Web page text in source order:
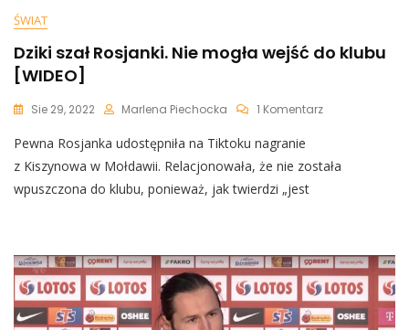
ŚWIAT
Dziki szał Rosjanki. Nie mogła wejść do klubu
[WIDEO]
Sie 29, 2022 Marlena Piechocka 1 KomentarzDo
Rosjanki.
[WIDEO]
Pewna Rosjanka udostępniła na Tiktoku nagranie
z Kiszynowa w Mołdawii. Relacjonowała, że nie została
wpuszczona do klubu, ponieważ, jak twierdzi „jest